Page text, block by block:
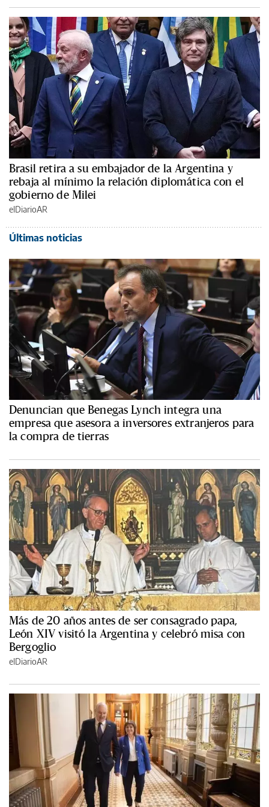
Brasil retira a su embajador de la Argentina y
rebaja al mínimo la relación diplomática con el
gobierno de Milei
elDiarioAR
Últimas noticias
Denuncian que Benegas Lynch integra una
empresa que asesora a inversores extranjeros para
la compra de tierras
Más de 20 años antes de ser consagrado papa,
León XIV visitó la Argentina y celebró misa con
Bergoglio
elDiarioAR